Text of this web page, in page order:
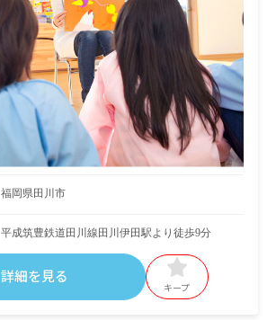
福岡県田川市
平成筑豊鉄道田川線田川伊田駅より徒歩9分
詳細を見る
キープ